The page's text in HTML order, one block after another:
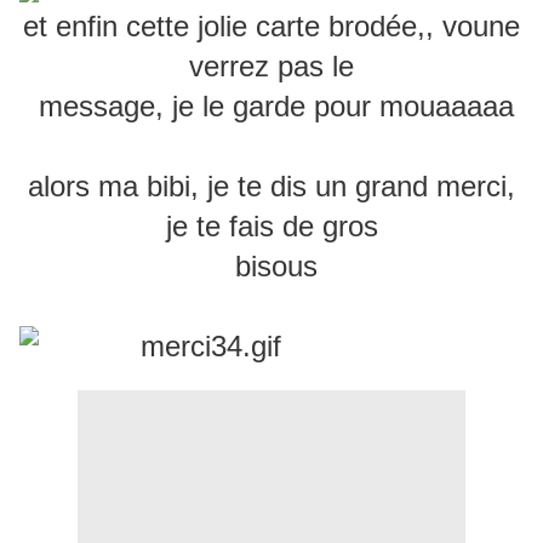
et enfin cette jolie carte brodée,, voune
verrez pas le
message, je le garde pour mouaaaaa
alors ma bibi, je te dis un grand merci,
je te fais de gros
bisous